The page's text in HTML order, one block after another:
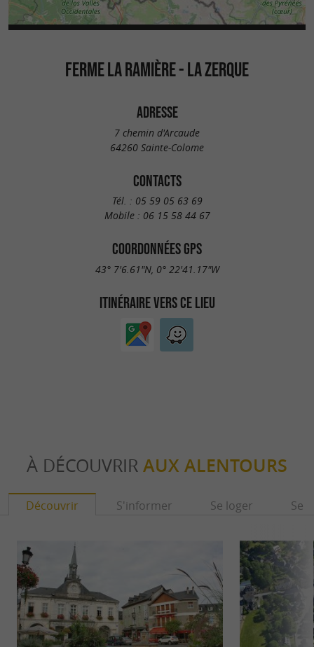
FERME LA RAMIÈRE - LA ZERQUE
ADRESSE
7 chemin d'Arcaude
64260 Sainte-Colome
CONTACTS
Tél. : 05 59 05 63 69
Mobile : 06 15 58 44 67
COORDONNÉES GPS
43° 7'6.61"N, 0° 22'41.17"W
ITINÉRAIRE VERS CE LIEU
À DÉCOUVRIR AUX ALENTOURS
Découvrir S'informer Se loger Se